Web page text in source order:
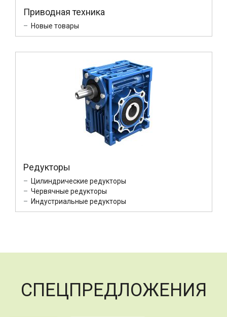
Приводная техника
Новые товары
Редукторы
Цилиндрические редукторы
Червячные редукторы
Индустриальные редукторы
СПЕЦПРЕДЛОЖЕНИЯ